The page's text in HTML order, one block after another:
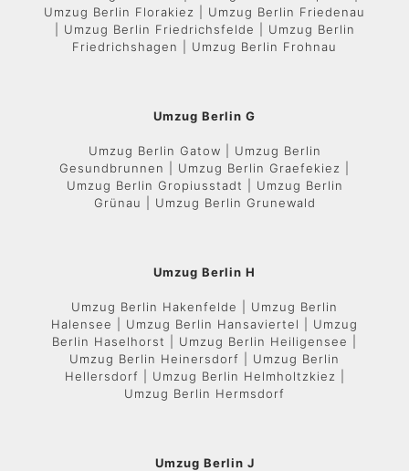
Umzug Berlin Florakiez | Umzug Berlin Friedenau
| Umzug Berlin Friedrichsfelde | Umzug Berlin
Friedrichshagen | Umzug Berlin Frohnau
Umzug Berlin G
Umzug Berlin Gatow | Umzug Berlin
Gesundbrunnen | Umzug Berlin Graefekiez |
Umzug Berlin Gropiusstadt | Umzug Berlin
Grünau | Umzug Berlin Grunewald
Umzug Berlin H
Umzug Berlin Hakenfelde | Umzug Berlin
Halensee | Umzug Berlin Hansaviertel | Umzug
Berlin Haselhorst | Umzug Berlin Heiligensee |
Umzug Berlin Heinersdorf | Umzug Berlin
Hellersdorf | Umzug Berlin Helmholtzkiez |
Umzug Berlin Hermsdorf
Umzug Berlin J